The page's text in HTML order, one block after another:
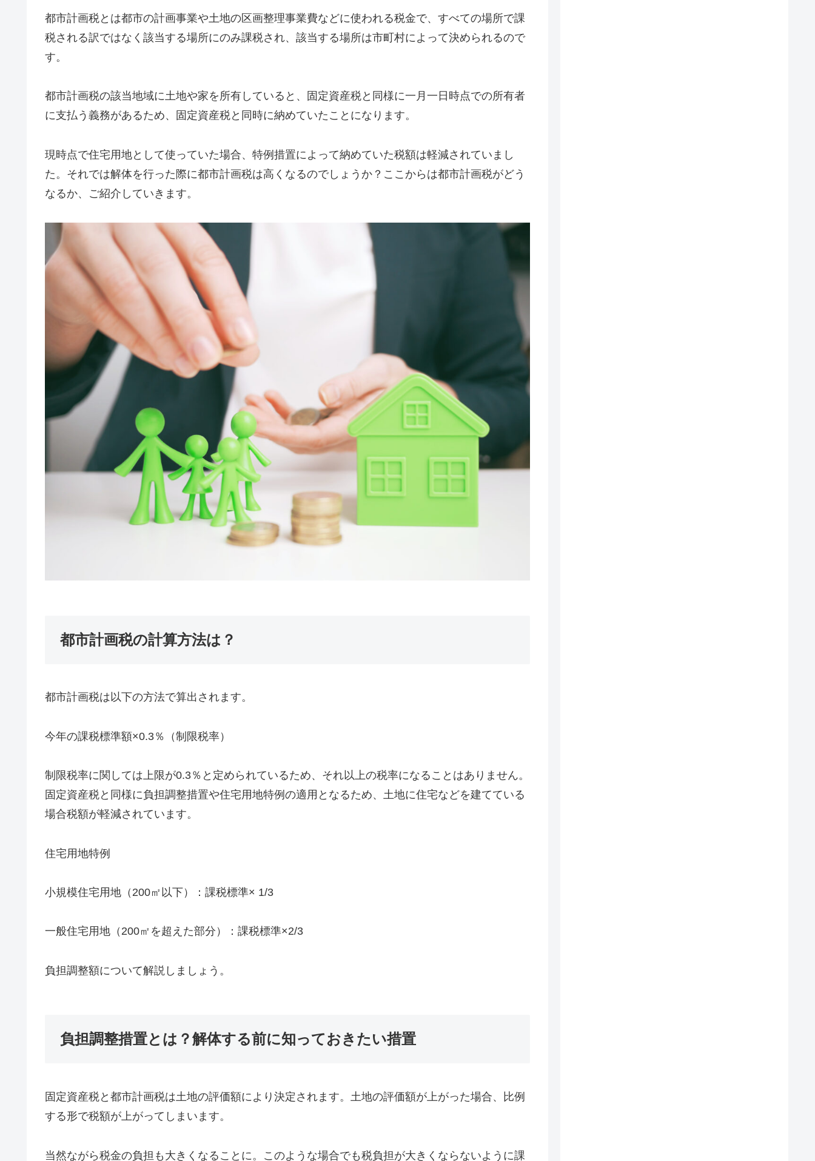
都市計画税とは都市の計画事業や土地の区画整理事業費などに使われる税金で、すべての場所で課
税される訳ではなく該当する場所にのみ課税され、該当する場所は市町村によって決められるので
す。
都市計画税の該当地域に土地や家を所有していると、固定資産税と同様に一月一日時点での所有者
に支払う義務があるため、固定資産税と同時に納めていたことになります。
現時点で住宅用地として使っていた場合、特例措置によって納めていた税額は軽減されていまし
た。それでは解体を行った際に都市計画税は高くなるのでしょうか？ここからは都市計画税がどう
なるか、ご紹介していきます。
都市計画税の計算方法は？
都市計画税は以下の方法で算出されます。
今年の課税標準額×0.3％（制限税率）
制限税率に関しては上限が0.3％と定められているため、それ以上の税率になることはありません。
固定資産税と同様に負担調整措置や住宅用地特例の適用となるため、土地に住宅などを建てている
場合税額が軽減されています。
住宅用地特例
小規模住宅用地（200㎡以下）：課税標準× 1/3
一般住宅用地（200㎡を超えた部分）：課税標準×2/3
負担調整額について解説しましょう。
負担調整措置とは？解体する前に知っておきたい措置
固定資産税と都市計画税は土地の評価額により決定されます。土地の評価額が上がった場合、比例
する形で税額が上がってしまいます。
当然ながら税金の負担も大きくなることに。このような場合でも税負担が大きくならないように課